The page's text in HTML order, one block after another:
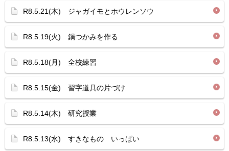
R8.5.21(木) ジャガイモとホウレンソウ
R8.5.19(火) 鍋つかみを作る
R8.5.18(月) 全校練習
R8.5.15(金) 習字道具の片づけ
R8.5.14(木) 研究授業
R8.5.13(水) すきなもの いっぱい